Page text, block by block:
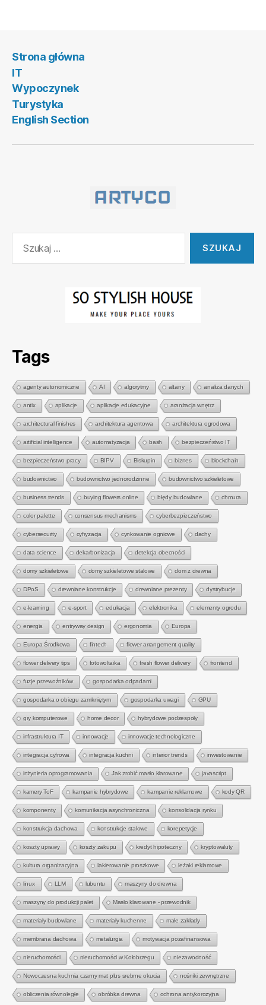
Strona główna
IT
Wypoczynek
Turystyka
English Section
Tags
agenty autonomiczne AI algorytmy altany analiza danych
antix aplikacje aplikacje edukacyjne aranżacja wnętrz
architectural finishes architektura agentowa architektura ogrodowa
artificial intelligence automatyzacja bash bezpieczeństwo IT
bezpieczeństwo pracy BIPV Biskupin biznes blockchain
budownictwo budownictwo jednorodzinne budownictwo szkieletowe
business trends buying flowers online błędy budowlane chmura
color palette consensus mechanisms cyberbezpieczeństwo
cybersecurity cyfryzacja cynkowanie ogniowe dachy
data science dekarbonizacja detekcja obecności
domy szkieletowe domy szkieletowe stalowe dom z drewna
DPoS drewniane konstrukcje drewniane prezenty dystrybucje
e-learning e-sport edukacja elektronika elementy ogrodu
energia entryway design ergonomia Europa
Europa Środkowa fintech flower arrangement quality
flower delivery tips fotowoltaika fresh flower delivery frontend
fuzje przewoźników gospodarka odpadami
gospodarka o obiegu zamkniętym gospodarka uwagi GPU
gry komputerowe home decor hybrydowe podzespoły
infrastruktura IT innowacje innowacje technologiczne
integracja cyfrowa integracja kuchni interior trends inwestowanie
inżynieria oprogramowania Jak zrobić masło klarowane javascript
kamery ToF kampanie hybrydowe kampanie reklamowe kody QR
komponenty komunikacja asynchroniczna konsolidacja rynku
konstrukcja dachowa konstrukcje stalowe korepetycje
koszty uprawy koszty zakupu kredyt hipoteczny kryptowaluty
kultura organizacyjna lakierowanie proszkowe leżaki reklamowe
linux LLM lubuntu maszyny do drewna
maszyny do produkcji palet Masło klarowane - przewodnik
materiały budowlane materiały kuchenne małe zakłady
membrana dachowa metalurgia motywacja pozafinansowa
nieruchomości nieruchomości w Kołobrzegu niezawodność
Nowoczesna kuchnia czarny mat plus srebrne okucia nośniki zewnętrzne
obliczenia równoległe obróbka drewna ochrona antykorozyjna